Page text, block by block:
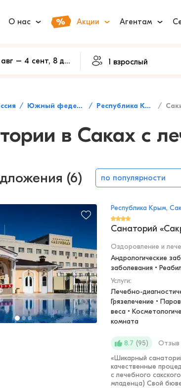
О нас Акции Агентам
Южный федеральный округ Республика Крым
в Саках с
(6) по популярности
Республика Крым,
Санаторий
Оздоровление и
Андрологические
заболевания •
Услуги:
Лечебно-
Грязелечение •
веса •
комната
8.7 (95)
Отзыв
«Шикарный
качественные
с лечебного
младенца) Свой